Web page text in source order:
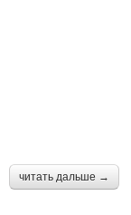
читать дальше →